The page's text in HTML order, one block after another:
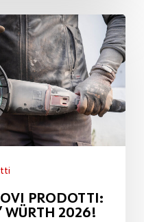
PRODOTTI:
WÜRTH 2026!